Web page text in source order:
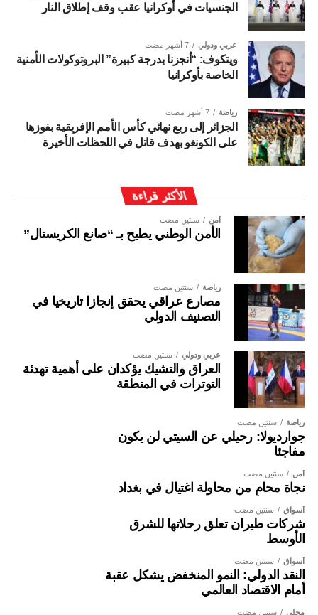
الجنسيات في أوكرانيا عقب وقف إطلاق النار
عربي ودولي 7 أشهر مضت
ويتكوف: “أنجزنا بدرجة كبيرة” البروتوكولات الأمنية
الخاصة بأوكرانيا
رياضة 7 أشهر مضت
الجزائر إلى ربع نهائي كأس الأمم الإفريقية بفوزها
على الكونغو بهدف قاتل في اللحظات الأخيرة
الأكثر قراءة
أمن سنتين مضت
الأمن الوطني يطيح بـ “صانع الكريستال”
رياضة سنتين مضت
مصارع عراقي يحقق إنجازا تاريخيا في
التصنيف الدولي
عربي ودولي سنتين مضت
العراق والتشيك يؤكدان على أهمية تهدئة
التوترات في المنطقة
رياضة سنتين مضت
جوارديولا: رحيلي عن السيتي لن يكون
مفاجئا
أمن سنتين مضت
نجاة محامٍ من محاولة اغتيال في بغداد
أسواق سنتين مضت
شركات طيران تعلق رحلاتها للشرق
الأوسط
أسواق سنتين مضت
النقد الدولي: النمو المنخفض يشكل عقبة
أمام الاقتصاد العالمي
محلي سنتين مضت